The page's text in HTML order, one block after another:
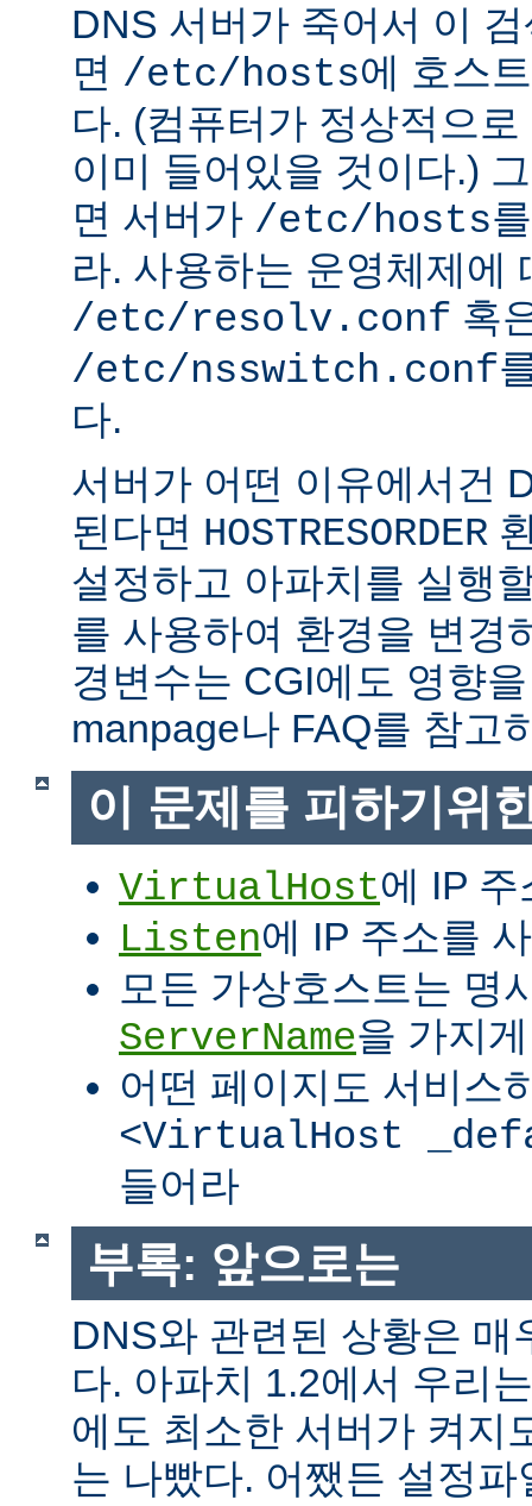
DNS 서버가 죽어서 이
면 /etc/hosts에 호스
다. (컴퓨터가 정상적으
이미 들어있을 것이다.)
면 서버가 /etc/hosts
라. 사용하는 운영체제에
/etc/resolv.conf 혹
/etc/nsswitch.conf
다.
서버가 어떤 이유에서건
된다면 HOSTRESORDER
설정하고 아파치를 실행
를 사용하여 환경을 변경
경변수는 CGI에도 영향
manpage나 FAQ를 참고
이 문제를 피하기위
VirtualHost에 IP
Listen에 IP 주소를
모든 가상호스트는 명
ServerName을 가지
어떤 페이지도 서비스
<VirtualHost
들어라
부록: 앞으로는
DNS와 관련된 상황은 매
다. 아파치 1.2에서 우리
에도 최소한 서버가 켜지
는 나빴다. 어쨌든 설정